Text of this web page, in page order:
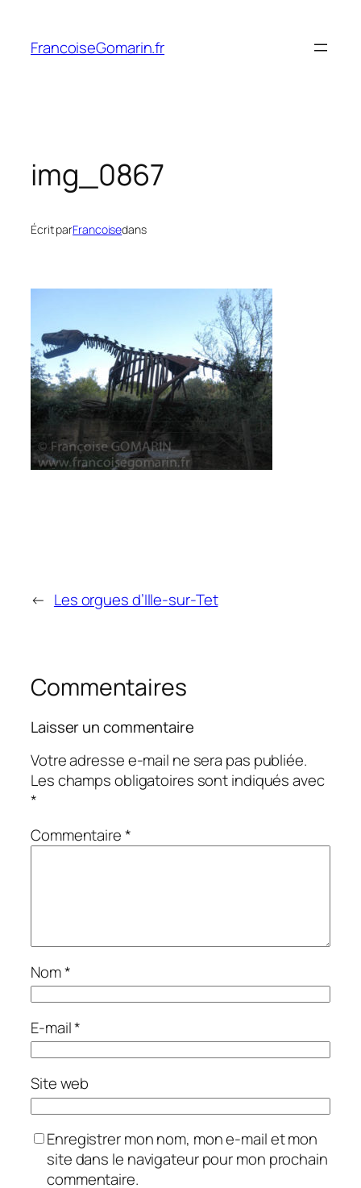
contenu
FrancoiseGomarin.fr
img_0867
Écrit parFrancoisedans
← Les orgues d’Ille-sur-Tet
Commentaires
Laisser un commentaire
Votre adresse e-mail ne sera pas publiée.
Les champs obligatoires sont indiqués avec
*
Commentaire*
Nom*
E-mail*
Site web
Enregistrer mon nom, mon e-mail et mon
site dans le navigateur pour mon prochain
commentaire.